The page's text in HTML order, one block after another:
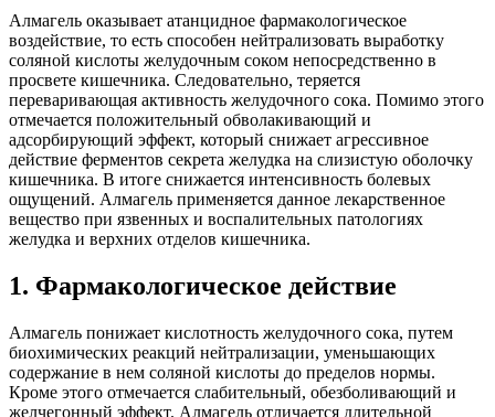
Алмагель оказывает атанцидное фармакологическое
воздействие, то есть способен нейтрализовать выработку
соляной кислоты желудочным соком непосредственно в
просвете кишечника. Следовательно, теряется
переваривающая активность желудочного сока. Помимо этого
отмечается положительный обволакивающий и
адсорбирующий эффект, который снижает агрессивное
действие ферментов секрета желудка на слизистую оболочку
кишечника. В итоге снижается интенсивность болевых
ощущений. Алмагель применяется данное лекарственное
вещество при язвенных и воспалительных патологиях
желудка и верхних отделов кишечника.
1. Фармакологическое действие
Алмагель понижает кислотность желудочного сока, путем
биохимических реакций нейтрализации, уменьшающих
содержание в нем соляной кислоты до пределов нормы.
Кроме этого отмечается слабительный, обезболивающий и
желчегонный эффект. Алмагель отличается длительной